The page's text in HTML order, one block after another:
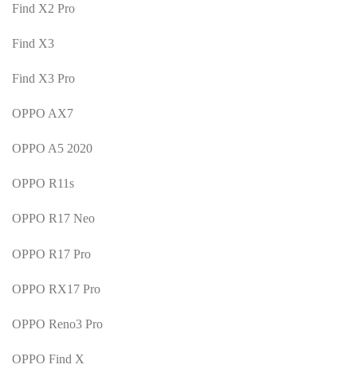
Find X2 Pro
Find X3
Find X3 Pro
OPPO AX7
OPPO A5 2020
OPPO R11s
OPPO R17 Neo
OPPO R17 Pro
OPPO RX17 Pro
OPPO Reno3 Pro
OPPO Find X